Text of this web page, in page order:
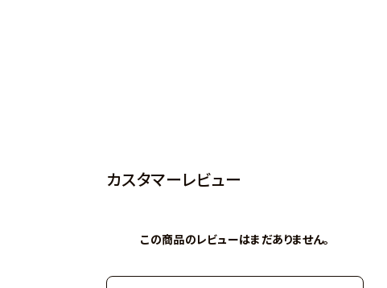
カスタマーレビュー
この商品のレビューはまだありません。